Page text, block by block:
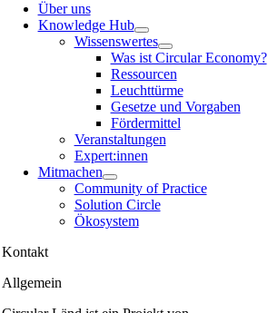
Über uns
Knowledge Hub
Wissenswertes
Was ist Circular Economy?
Ressourcen
Leuchttürme
Gesetze und Vorgaben
Fördermittel
Veranstaltungen
Expert:innen
Mitmachen
Community of Practice
Solution Circle
Ökosystem
Kontakt
Allgemein